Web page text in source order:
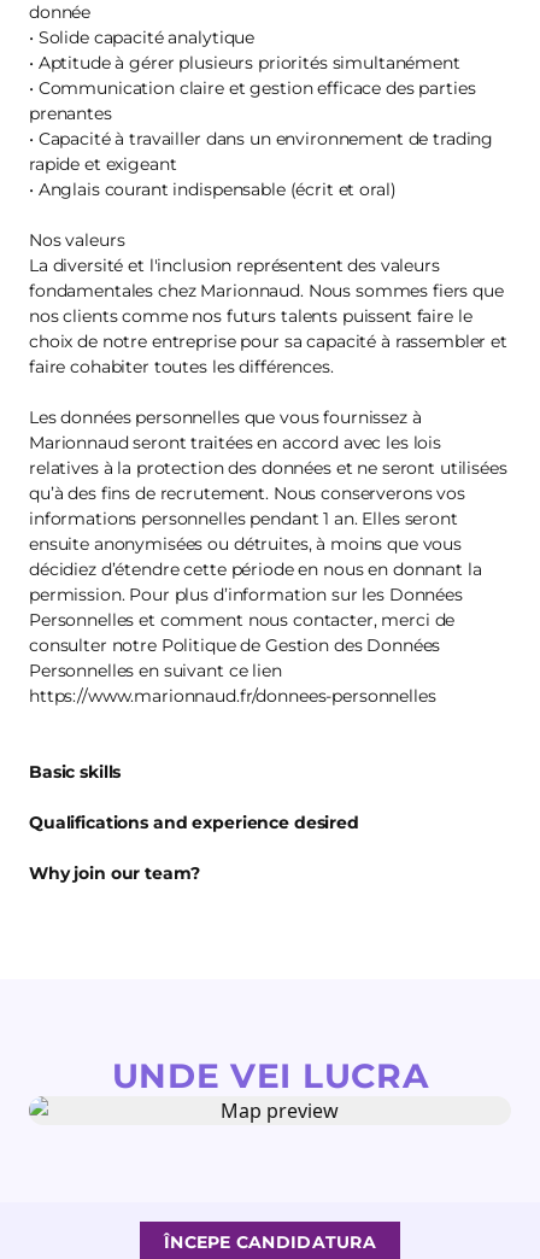
donnée
• Solide capacité analytique
• Aptitude à gérer plusieurs priorités simultanément
• Communication claire et gestion efficace des parties
prenantes
• Capacité à travailler dans un environnement de trading
rapide et exigeant
• Anglais courant indispensable (écrit et oral)
Nos valeurs
La diversité et l'inclusion représentent des valeurs
fondamentales chez Marionnaud. Nous sommes fiers que
nos clients comme nos futurs talents puissent faire le
choix de notre entreprise pour sa capacité à rassembler et
faire cohabiter toutes les différences.
Les données personnelles que vous fournissez à
Marionnaud seront traitées en accord avec les lois
relatives à la protection des données et ne seront utilisées
qu’à des fins de recrutement. Nous conserverons vos
informations personnelles pendant 1 an. Elles seront
ensuite anonymisées ou détruites, à moins que vous
décidiez d’étendre cette période en nous en donnant la
permission. Pour plus d’information sur les Données
Personnelles et comment nous contacter, merci de
consulter notre Politique de Gestion des Données
Personnelles en suivant ce lien
https://www.marionnaud.fr/donnees-personnelles
Basic skills
Qualifications and experience desired
Why join our team?
UNDE VEI LUCRA
ÎNCEPE CANDIDATURA